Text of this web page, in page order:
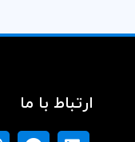
ارتباط با ما